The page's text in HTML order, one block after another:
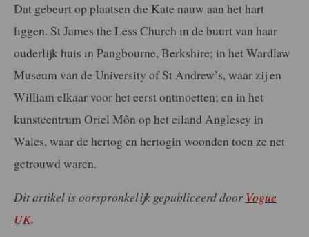
Dat gebeurt op plaatsen die Kate nauw aan het hart
liggen. St James the Less Church in de buurt van haar
ouderlijk huis in Pangbourne, Berkshire; in het Wardlaw
Museum van de University of St Andrew’s, waar zij en
William elkaar voor het eerst ontmoetten; en in het
kunstcentrum Oriel Môn op het eiland Anglesey in
Wales, waar de hertog en hertogin woonden toen ze net
getrouwd waren.
Dit artikel is oorspronkelijk gepubliceerd door Vogue
UK.